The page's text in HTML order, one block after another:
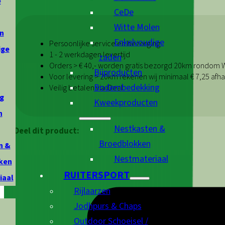
&
CeDe
Witte Molen
Enkelvoudige
zaden
Bijproducten
Bodembedekking
Kweekproducten
Nestkasten &
Broedblokken
Nestmateriaal
RUITERSPORT
Rijlaarzen
Jodhpurs & Chaps
Outdoor Schoeisel /
Persoonlijke service en bezorging
1 - 2 werkdagen levertijd
Orders > € 40,- worden gratis bezorgd 20km rondom
Voor levering > 20km rekenen wij minimaal € 7,25
Veilig betalen via iDeal
Deel dit product: